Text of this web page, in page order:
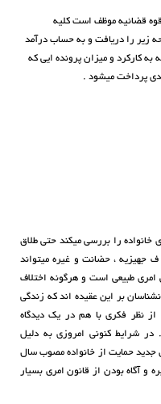
قانون قوه قضائیه موظف است کلیه
زیر را دریافت و به حساب درآمد
کارکرد و میزان پرونده ایی که
پرداخت میشود .
را بررسی میکند حتی طلاق
جهیزیه ، حضانت و غیره میتواند
امری طبیعی است و هرگونه اختلاف
بر این عقیده اند که زندگی
از نظر فکری با هم در یک دیدگاه
شرایط کنونی امروزی به دلیل
جدید حمایت از خانواده مصوب سال
و آگاه بودن از قانون امری بسیار